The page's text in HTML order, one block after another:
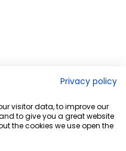
Privacy policy
visitor data, to improve our
to give you a great website
the cookies we use open the